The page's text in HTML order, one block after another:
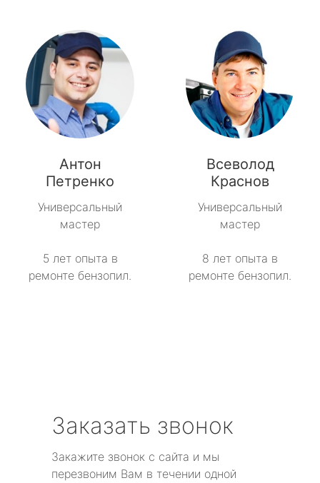
Антон
Петренко
Универсальный
мастер
5 лет опыта в
ремонте бензопил.
Всеволод
Краснов
Универсальный
мастер
8 лет опыта в
ремонте бензопил.
Заказать звонок
Закажите звонок с сайта и мы
перезвоним Вам в течении одной